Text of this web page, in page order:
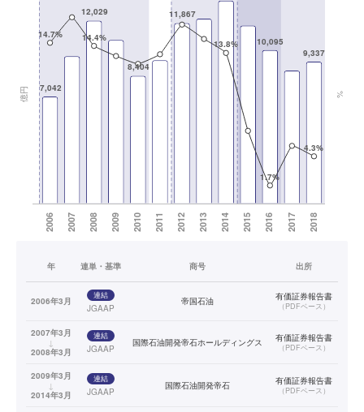
年 連単・基準 商号 出所
2006年3月
連結
JGAAP
帝国石油 有価証券報告書
（PDFベース）
2007年3月
↓
2008年3月
連結
JGAAP
国際石油開発帝石ホールディングス 有価証券報告書
（PDFベース）
2009年3月
↓
2014年3月
連結
JGAAP
国際石油開発帝石 有価証券報告書
（PDFベース）